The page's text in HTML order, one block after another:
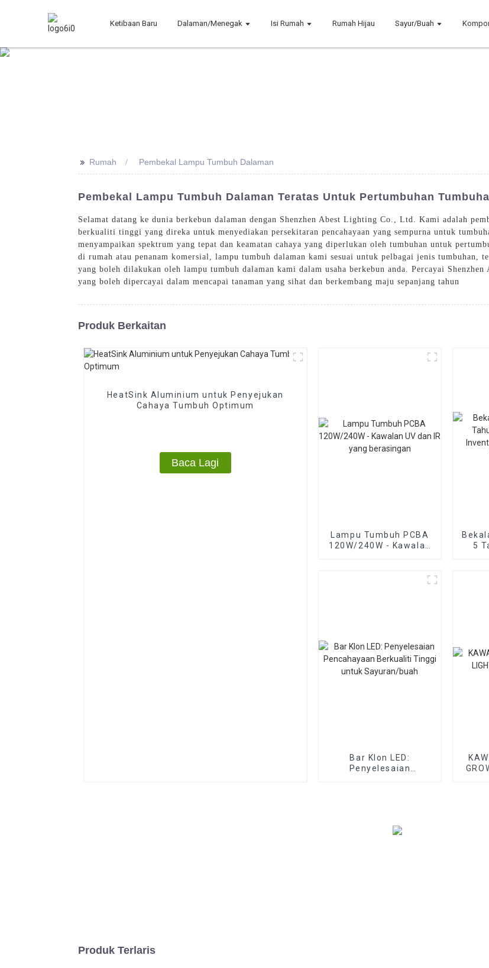
Ketibaan Baru Dalaman/Menegak Isi Rumah Rumah Hijau Sayur/Buah
>> Rumah Pembekal Lampu Tumbuh Dalaman
Pembekal Lampu Tumbuh Dalaman Teratas Untuk Pertumbuhan
Selamat datang ke dunia berkebun dalaman dengan Shenzhen Abest Lighting Co., Ltd. Kami adalah
berkualiti tinggi yang direka untuk menyediakan persekitaran pencahayaan yang sempurna untuk
menyampaikan spektrum yang tepat dan keamatan cahaya yang diperlukan oleh tumbuhan untuk
di rumah atau penanam komersial, lampu tumbuh dalaman kami sesuai untuk pelbagai jenis tumbuhan,
yang boleh dilakukan oleh lampu tumbuh dalaman kami dalam usaha berkebun anda. Percayai
yang boleh dipercayai dalam mencapai tanaman yang sihat dan berkembang maju sepanjang tahun
Produk Berkaitan
HeatSink Aluminium untuk Penyejukan
Cahaya Tumbuh Optimum
Baca Lagi
Lampu Tumbuh PCBA
120W/240W - Kawalan
5
Bar Klon LED:
Penyelesaian
Produk Terlaris